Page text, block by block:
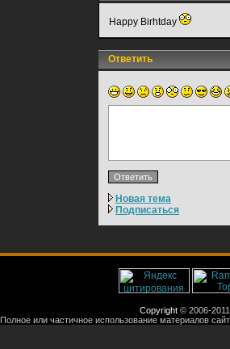
Happy Birhtday
Ответить
Новая тема
Подписаться
Copyright © 2006-
Полное или частичное использование материалов